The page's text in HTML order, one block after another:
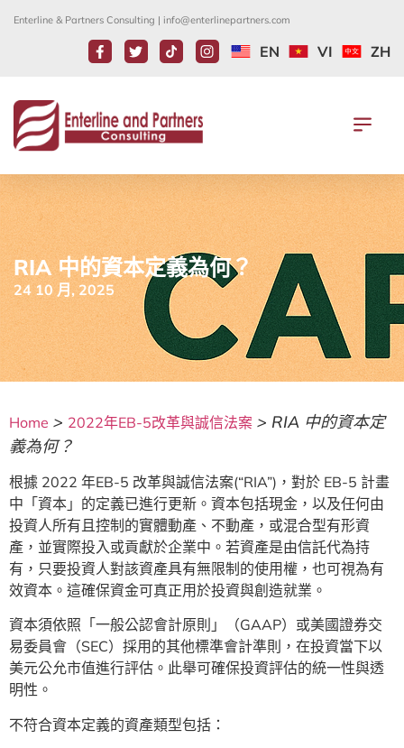
Enterline & Partners Consulting | info@enterlinepartners.com
EN VI ZH
24 10 月, 2025
RIA 中的資本定義為何？
Home > 2022年EB-5改革與誠信法案 > RIA 中的資本定
義為何？
根據 2022 年EB-5 改革與誠信法案(“RIA”)，對於 EB-5 計畫
中「資本」的定義已進行更新。資本包括現金，以及任何由
投資人所有且控制的實體動產、不動產，或混合型有形資
產，並實際投入或貢獻於企業中。若資產是由信託代為持
有，只要投資人對該資產具有無限制的使用權，也可視為有
效資本。這確保資金可真正用於投資與創造就業。
資本須依照「一般公認會計原則」（GAAP）或美國證券交
易委員會（SEC）採用的其他標準會計準則，在投資當下以
美元公允市值進行評估。此舉可確保投資評估的統一性與透
明性。
不符合資本定義的資產類型包括：